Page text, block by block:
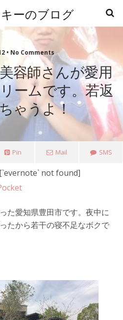
キーのブログ
• No Comments
容師さんが愛用
ームです。若返
ゃうよ！
Pin Mail SMS
[`evernote` not found]
た愛知県豊田市です。夜中に
たから若干の寝不足なボクで